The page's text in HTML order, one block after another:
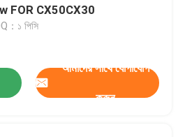
FOR CX50CX30
：১ পিসি
আমাদের সাথে যোগাযোগ
করুন